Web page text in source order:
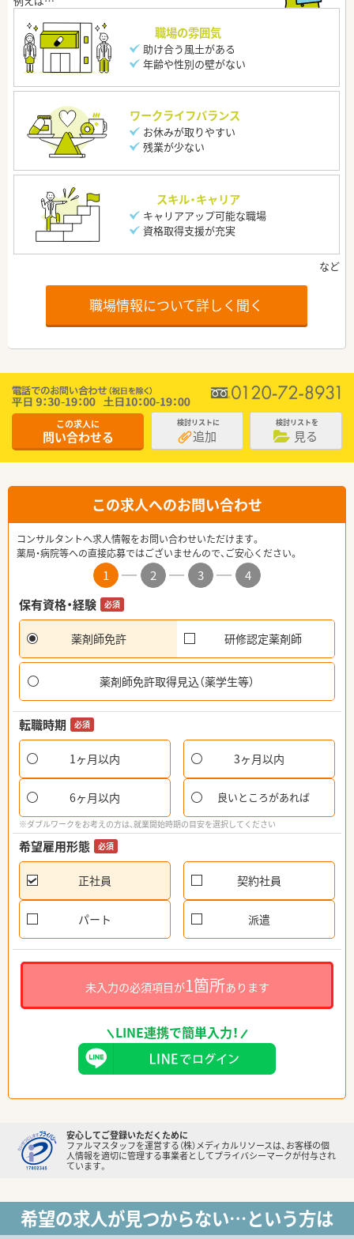
職場の雰囲気
助け合う風土がある
年齢や性別の壁がない
ワークライフバランス
お休みが取りやすい
残業が少ない
スキル・キャリア
キャリアアップ可能な職場
資格取得支援が充実
職場情報について詳しく聞く
この求人に
問い合わせる
検討リストに
追加
検討リストを
見る
この求人へのお問い合わせ
コンサルタントへ求人情報をお問い合わせいただけます。
薬局・病院等への直接応募ではございませんので、ご安心ください。
1 2 3
4
保有資格・経験
必須
薬剤師免許 研修認定薬剤師
薬剤師免許取得見込（薬学生等）
転職時期 必須
1ヶ月以内 3ヶ月以内
6ヶ月以内 良いところがあれば
※ダブルワークをお考えの方は、就業開始時期の目安を選択してください
希望雇用形態 必須
正社員 契約社員
パート 派遣
未入力の必須項目が1箇所あります
LINE連携で簡単入力！
安心してご登録いただくために
ファルマスタッフを運営する（株）メディカルリソースは、お客様の個
人情報を適切に管理する事業者としてプライバシーマークが付与され
ています。
希望の求人が見つからない…という方は